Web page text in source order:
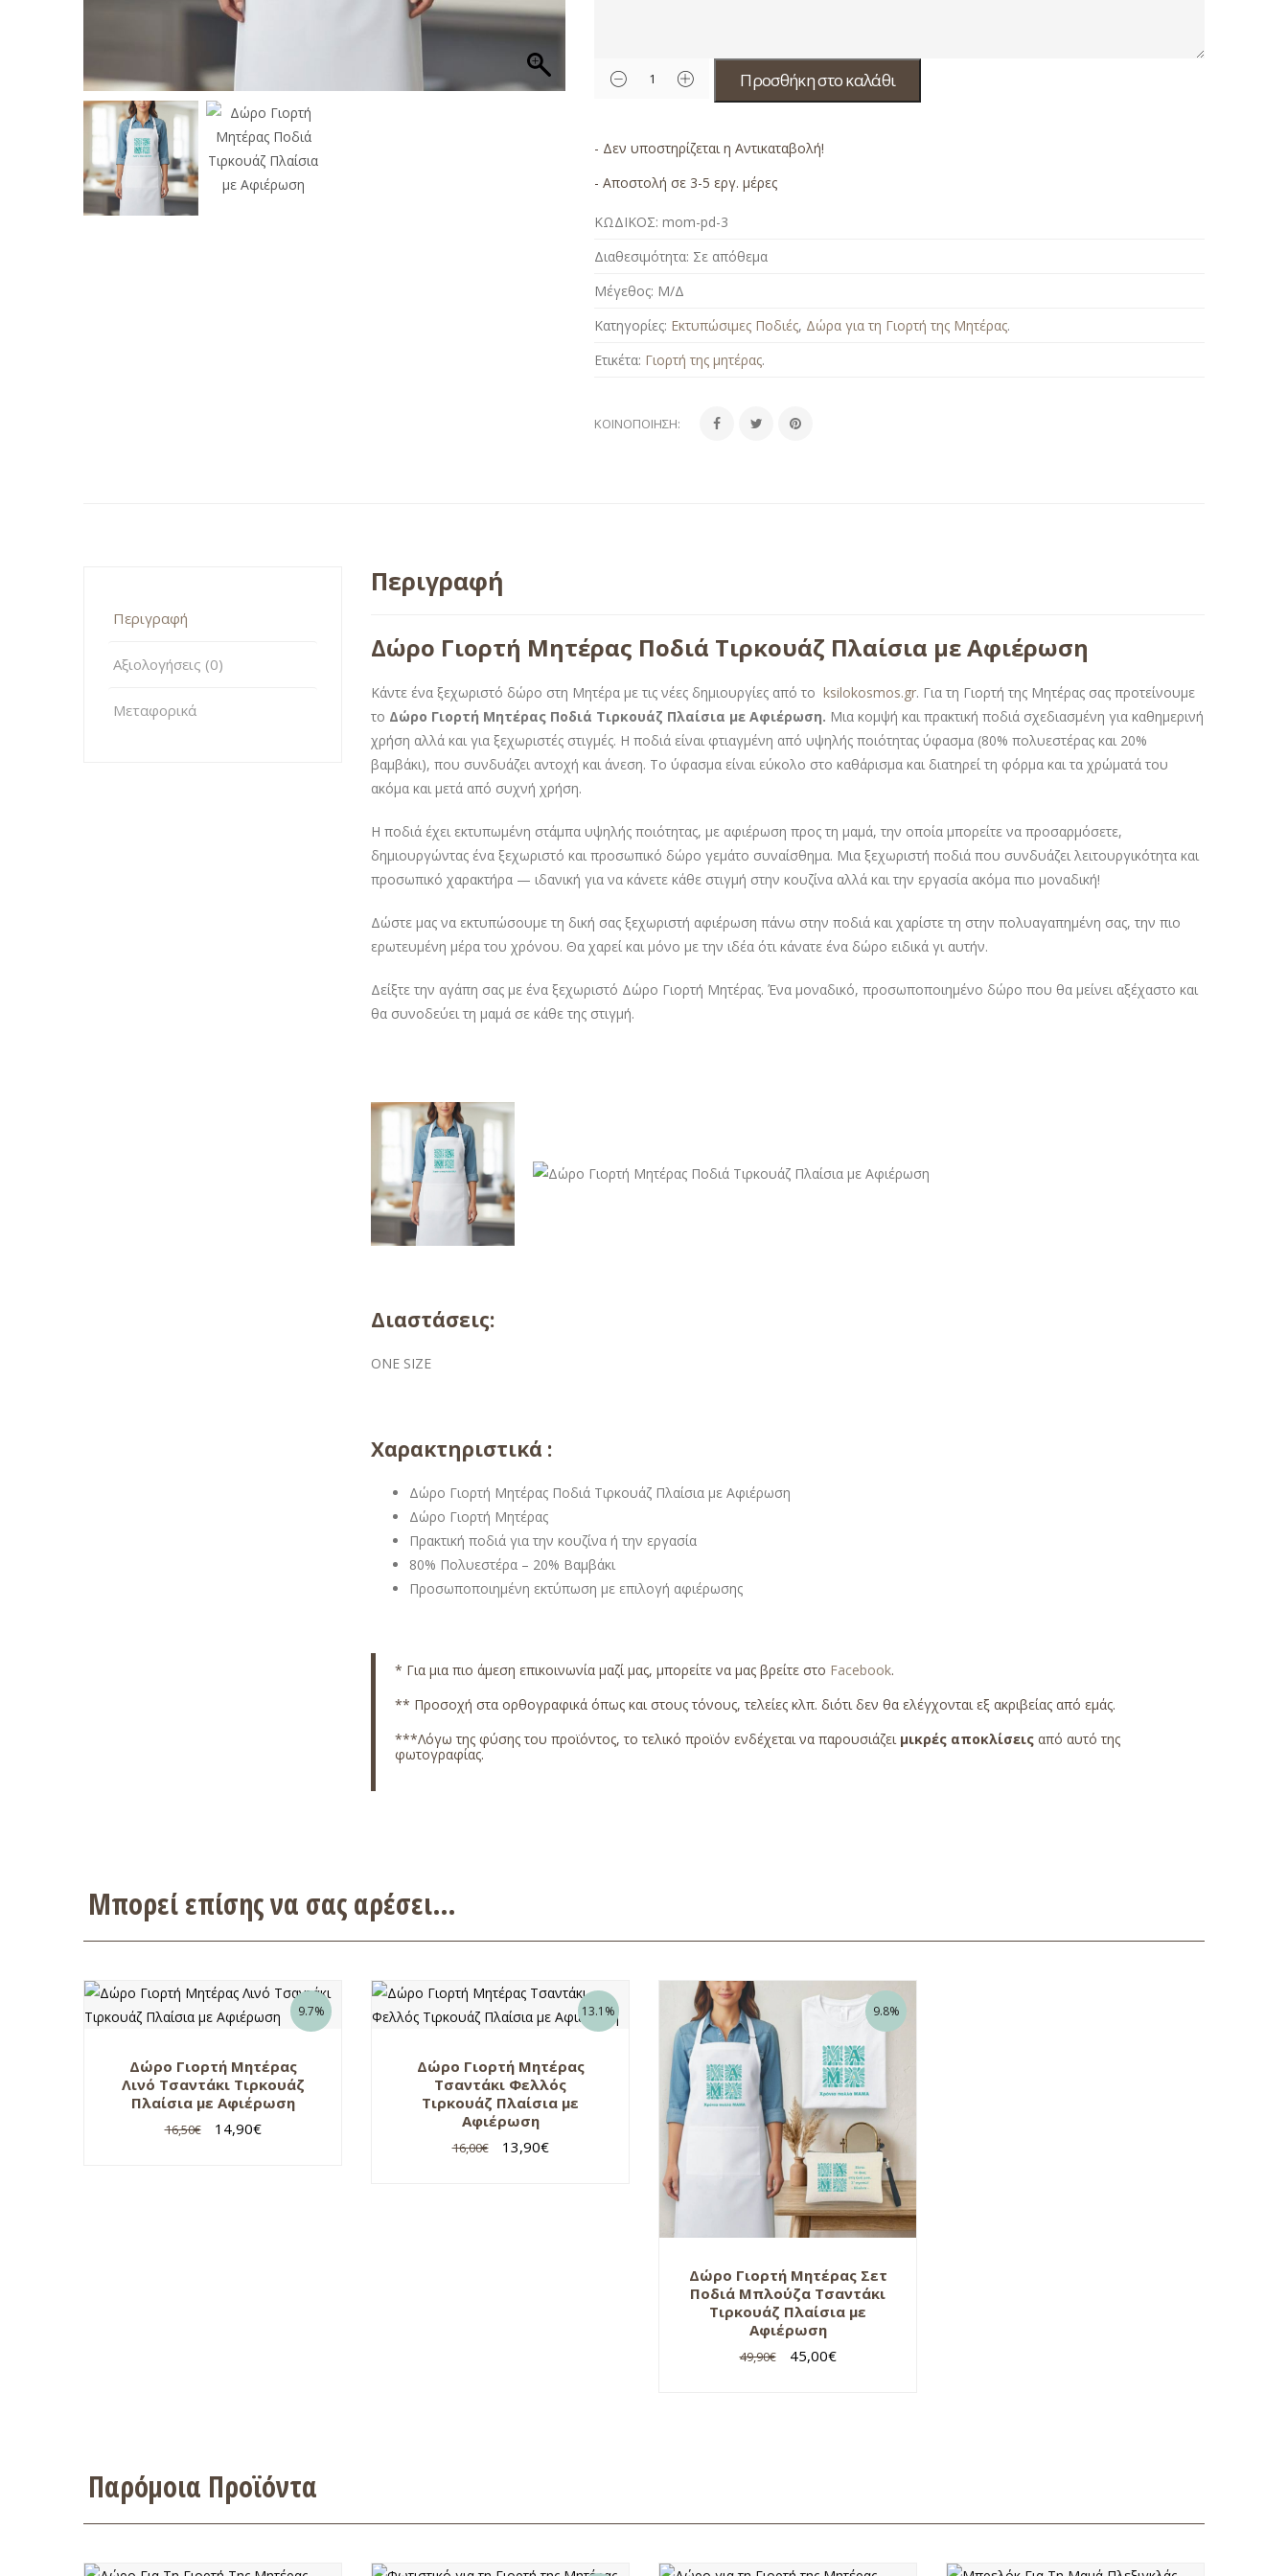
Προσθήκη στο καλάθι
- Δεν υποστηρίζεται η Αντικαταβολή!
- Αποστολή σε 3-5 εργ. μέρες
ΚΩΔΙΚΟΣ: mom-pd-3
Διαθεσιμότητα: Σε απόθεμα
Μέγεθος: Μ/Δ
Κατηγορίες: Εκτυπώσιμες Ποδιές, Δώρα για τη Γιορτή της Μητέρας.
Ετικέτα: Γιορτή της μητέρας.
ΚΟΙΝΟΠΟΊΗΣΗ:
Περιγραφή
Αξιολογήσεις (0)
Μεταφορικά
Περιγραφή
Δώρο Γιορτή Μητέρας Ποδιά Τιρκουάζ Πλαίσια με Αφιέρωση
Κάντε ένα ξεχωριστό δώρο στη Μητέρα με τις νέες δημιουργίες από το ksilokosmos.gr. Για τη Γιορτή της Μητέρας σας προτείνουμε
το Δώρο Γιορτή Μητέρας Ποδιά Τιρκουάζ Πλαίσια με Αφιέρωση. Μια κομψή και πρακτική ποδιά σχεδιασμένη για καθημερινή
χρήση αλλά και για ξεχωριστές στιγμές. Η ποδιά είναι φτιαγμένη από υψηλής ποιότητας ύφασμα (80% πολυεστέρας και 20%
βαμβάκι), που συνδυάζει αντοχή και άνεση. Το ύφασμα είναι εύκολο στο καθάρισμα και διατηρεί τη φόρμα και τα χρώματά του
ακόμα και μετά από συχνή χρήση.
Η ποδιά έχει εκτυπωμένη στάμπα υψηλής ποιότητας, με αφιέρωση προς τη μαμά, την οποία μπορείτε να προσαρμόσετε,
δημιουργώντας ένα ξεχωριστό και προσωπικό δώρο γεμάτο συναίσθημα. Μια ξεχωριστή ποδιά που συνδυάζει λειτουργικότητα και
προσωπικό χαρακτήρα — ιδανική για να κάνετε κάθε στιγμή στην κουζίνα αλλά και την εργασία ακόμα πιο μοναδική!
Δώστε μας να εκτυπώσουμε τη δική σας ξεχωριστή αφιέρωση πάνω στην ποδιά και χαρίστε τη στην πολυαγαπημένη σας, την πιο
ερωτευμένη μέρα του χρόνου. Θα χαρεί και μόνο με την ιδέα ότι κάνατε ένα δώρο ειδικά γι αυτήν.
Δείξτε την αγάπη σας με ένα ξεχωριστό Δώρο Γιορτή Μητέρας. Ένα μοναδικό, προσωποποιημένο δώρο που θα μείνει αξέχαστο και
θα συνοδεύει τη μαμά σε κάθε της στιγμή.
Διαστάσεις:
ONE SIZE
Χαρακτηριστικά :
Δώρο Γιορτή Μητέρας Ποδιά Τιρκουάζ Πλαίσια με Αφιέρωση
Δώρο Γιορτή Μητέρας
Πρακτική ποδιά για την κουζίνα ή την εργασία
80% Πολυεστέρα – 20% Βαμβάκι
Προσωποποιημένη εκτύπωση με επιλογή αφιέρωσης
* Για μια πιο άμεση επικοινωνία μαζί μας, μπορείτε να μας βρείτε στο Facebook.
** Προσοχή στα ορθογραφικά όπως και στους τόνους, τελείες κλπ. διότι δεν θα ελέγχονται εξ ακριβείας από εμάς.
***Λόγω της φύσης του προϊόντος, το τελικό προϊόν ενδέχεται να παρουσιάζει μικρές αποκλίσεις από αυτό της
φωτογραφίας.
Μπορεί επίσης να σας αρέσει…
9.7%
Δώρο Γιορτή Μητέρας
Λινό Τσαντάκι Τιρκουάζ
Πλαίσια με Αφιέρωση
16,50€ 14,90€
13.1%
Δώρο Γιορτή Μητέρας
Τσαντάκι Φελλός
Τιρκουάζ Πλαίσια με
Αφιέρωση
16,00€ 13,90€
9.8%
Δώρο Γιορτή Μητέρας Σετ
Ποδιά Μπλούζα Τσαντάκι
Τιρκουάζ Πλαίσια με
Αφιέρωση
49,90€ 45,00€
Παρόμοια Προϊόντα